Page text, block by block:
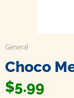
General
Choco
$5.99